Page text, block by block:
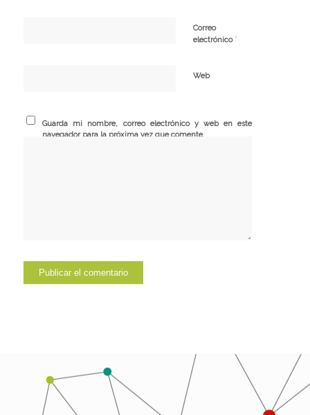
Correo
electrónico *
Web
Guarda mi nombre, correo electrónico y web en este
navegador para la próxima vez que comente.